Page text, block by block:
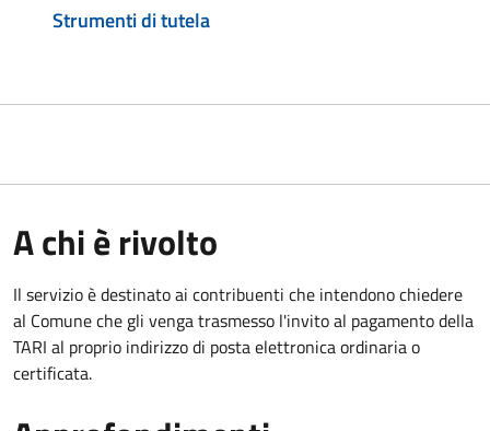
Strumenti di tutela
A chi è rivolto
Il servizio è destinato ai contribuenti che intendono chiedere
al Comune che gli venga trasmesso l'invito al pagamento della
TARI al proprio indirizzo di posta elettronica ordinaria o
certificata.